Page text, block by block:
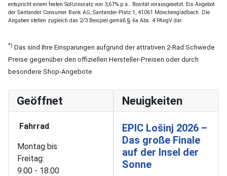
entspricht einem festen Sollzinssatz von 3,67% p.a.. Bonität vorausgesetzt. Ein Angebot
der Santander Consumer Bank AG, Santander-Platz 1, 41061 Mönchengladbach. Die
Angaben stellen zugleich das 2/3 Beispiel gemäß § 6a Abs. 4 PAngV dar.
*) Das sind Ihre Einsparungen aufgrund der attrativen 2-Rad Schwede
Preise gegenüber den offiziellen Hersteller-Preisen oder durch
besondere Shop-Angebote
Geöffnet
Fahrrad
Montag bis
Freitag:
9:00 - 18:00
Neuigkeiten
EPIC Lošinj 2026 –
Das große Finale
auf der Insel der
Sonne